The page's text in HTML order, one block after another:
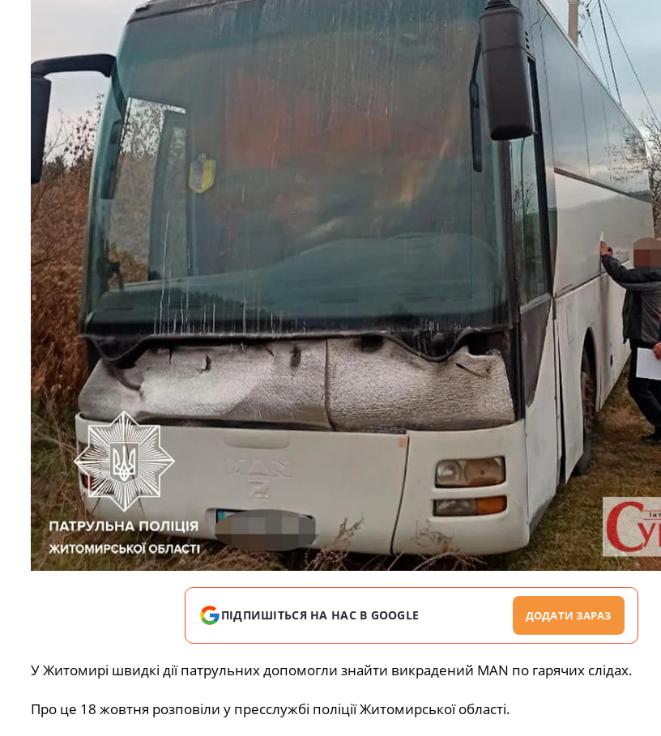
ПІДПИШІТЬСЯ НА НАС В GOOGLE ДОДАТИ ЗАРАЗ
У Житомирі швидкі дії патрульних допомогли знайти викрадений MAN по гарячих слідах.
Про це 18 жовтня розповіли у пресслужбі поліції Житомирської області.